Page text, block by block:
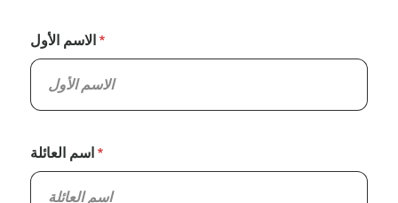
الاسم الأول
اسم العائلة